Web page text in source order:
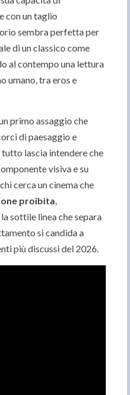
con un taglio
sembra perfetta per
di un classico come
al contempo una lettura
umano, tra eros e
primo assaggio che
di paesaggio e
lascia intendere che
visiva e su
cerca un cinema che
proibita,
la sottile linea che separa
si candida a
più discussi del 2026.